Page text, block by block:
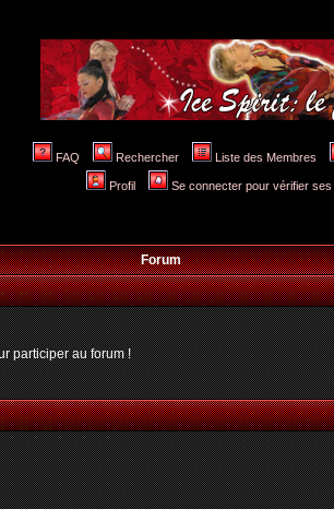
FAQ Rechercher Liste des Membres
Profil Se connecter pour vérifier
Forum
participer au forum !